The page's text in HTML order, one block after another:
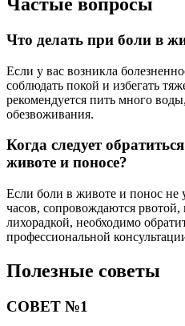
Что делать при боли в
Если у вас возникла
соблюдать покой и избегать
рекомендуется пить много
обезвоживания.
Когда следует
животе и поносе?
Если боли в животе и понос не
часов, сопровождаются
лихорадкой, необходимо
профессиональной
Полезные советы
СОВЕТ №1